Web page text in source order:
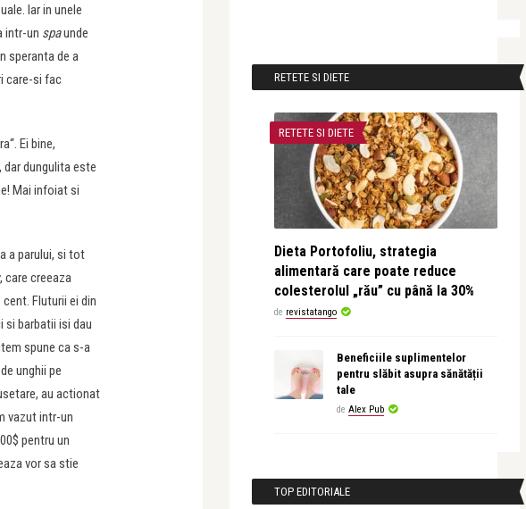
Iar in unele
intr-un spaunde
speranta de a
care-si fac
Ei bine,
dar dungulita este
Mai infoiat si
a parului, si tot
care creeaza
Fluturii ei din
si barbatii isi dau
spune ca s-a
unghii pe
au actionat
vazut intr-un
pentru un
vor sa stie
RETETE SI DIETE
RETETE SI DIETE
Dieta Portofoliu, strategia
alimentară care poate reduce
colesterolul „rău” cu până la 30%
de revistatango
Beneficiile suplimentelor
pentru slăbit asupra sănătății
tale
de Alex Pub
TOP EDITORIALE